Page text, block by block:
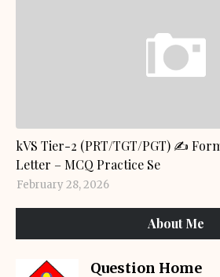
kVS Tier-2 (PRT/TGT/PGT) ✍️
Letter – MCQ Practice Se
February 28, 2026
About Me
Question Home